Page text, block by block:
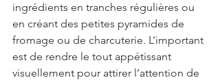
ingrédients en tranches régulières ou
en créant des petites pyramides de
fromage ou de charcuterie. L’important
est de rendre le tout appétissant
visuellement pour attirer l’attention de